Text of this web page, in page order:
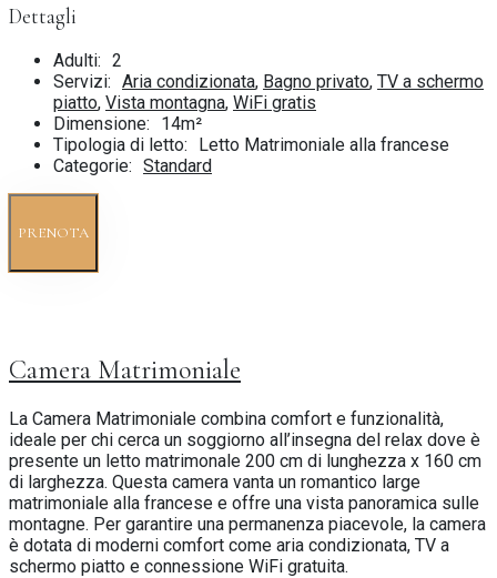
Dettagli
Adulti: 2
Servizi: Aria condizionata, Bagno privato, TV a schermo
piatto, Vista montagna, WiFi gratis
Dimensione:
14m²
Tipologia di letto:
Letto Matrimoniale alla francese
Categorie: Standard
PRENOTA
Camera Matrimoniale
La Camera Matrimoniale combina comfort e funzionalità,
ideale per chi cerca un soggiorno all’insegna del relax dove è
presente un letto matrimonale 200 cm di lunghezza x 160 cm
di larghezza. Questa camera vanta un romantico large
matrimoniale alla francese e offre una vista panoramica sulle
montagne. Per garantire una permanenza piacevole, la camera
è dotata di moderni comfort come aria condizionata, TV a
schermo piatto e connessione WiFi gratuita.